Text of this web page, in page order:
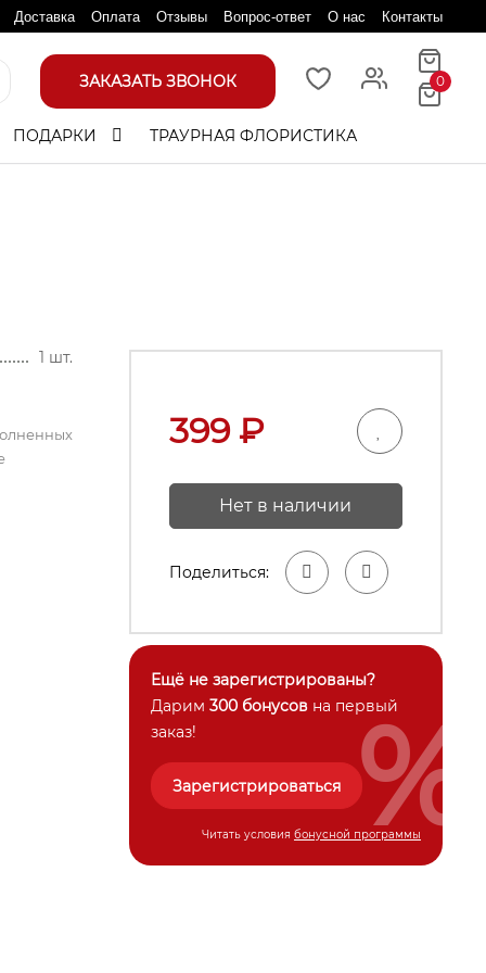
Доставка Оплата Отзывы Вопрос-ответ О нас Контакты
ЗАКАЗАТЬ ЗВОНОК 0
ПОДАРКИ ТРАУРНАЯ ФЛОРИСТИКА
1 шт.
399₽
Нет в наличии
Поделиться:
Ещё не зарегистрированы?
Дарим 300 бонусовна первый
заказ!
Зарегистрироваться
Читать условия бонусной программы
%